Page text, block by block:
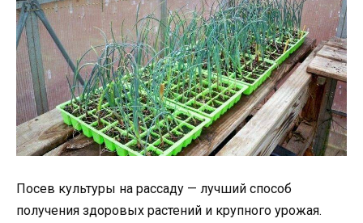
Посев культуры на рассаду — лучший способ
получения здоровых растений и крупного урожая.